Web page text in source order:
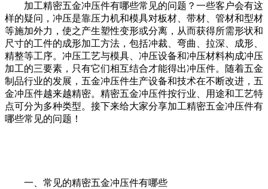
加工精密五金冲压件有哪些常见的问题？一些客户会有这
样的疑问，冲压是靠压力机和模具对板材、带材、管材和型材
等施加外力，使之产生塑性变形或分离，从而获得所需形状和
尺寸的工件的成形加工方法，包括冲裁、弯曲、拉深、成形、
精整等工序。冲压工艺与模具、冲压设备和冲压材料构成冲压
加工的三要素，只有它们相互结合才能得出冲压件。随着五金
制品行业的发展，五金冲压件生产设备和技术在不断改进，五
金冲压件越来越精密。精密五金冲压件按行业、用途和工艺特
点可分为多种类型。接下来给大家分享加工精密五金冲压件有
哪些常见的问题！
一、常见的精密五金冲压件有哪些